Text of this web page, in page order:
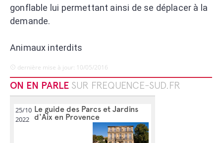
gonflable lui permettant ainsi de se déplacer à la
demande.
Animaux interdits
dernière mise à jour: 10/05/2016
ON EN PARLE SUR FREQUENCE-SUD.FR
25/10
2022
Le guide des Parcs et Jardins
d'Aix en Provence